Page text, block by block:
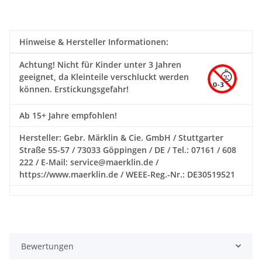
Hinweise & Hersteller Informationen:
Achtung! Nicht für Kinder unter 3 Jahren
geeignet, da Kleinteile verschluckt werden
können. Erstickungsgefahr!
Ab 15+ Jahre empfohlen!
Hersteller: Gebr. Märklin & Cie. GmbH / Stuttgarter
Straße 55-57 / 73033 Göppingen / DE / Tel.: 07161 / 608
222 / E-Mail: service@maerklin.de /
https://www.maerklin.de / WEEE-Reg.-Nr.: DE30519521
Bewertungen